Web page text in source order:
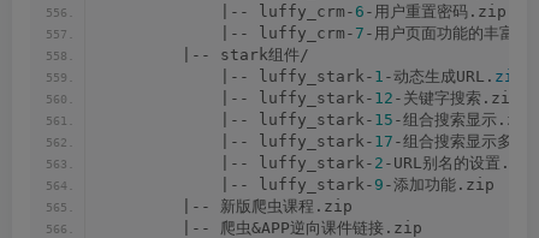
            |-- luffy_crm-
6 -用户重置密码.zip
            |-- luffy_crm-
7 -用户页面功能的丰富
        |-- stark组件/
            |-- luffy_stark-
1 -动态生成URL. zip
            |-- luffy_stark-
12 -关键字搜索.zip
            |-- luffy_stark-
15 -组合搜索显示.zip
            |-- luffy_stark-
17 -组合搜索显示多
            |-- luffy_stark-
2 -URL别名的设置.zip
            |-- luffy_stark-
9 -添加功能.zip
        |-- 新版爬虫课程.zip
        |-- 爬虫&APP逆向课件链接.zip